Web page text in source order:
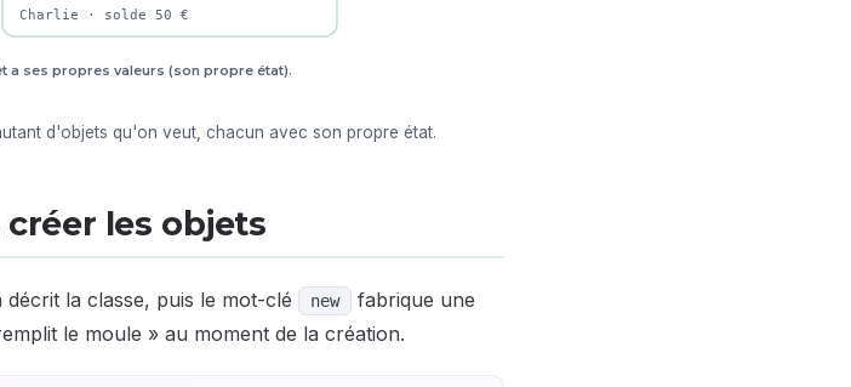
Charlie · solde 50 €
a ses propres valeurs (son propre état).
d'objets qu'on veut, chacun avec son propre état.
créer les objets
la classe, puis le mot-clé new
fabrique une
le moule » au moment de la création.